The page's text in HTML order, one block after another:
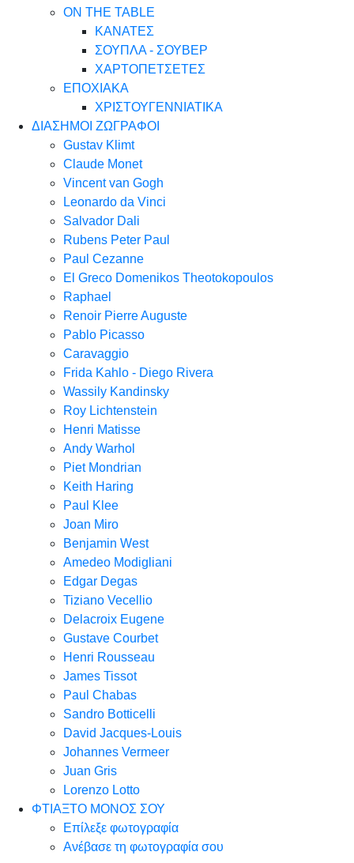
ON THE TABLE
ΚΑΝΑΤΕΣ
ΣΟΥΠΛΑ - ΣΟΥΒΕΡ
ΧΑΡΤΟΠΕΤΣΕΤΕΣ
ΕΠΟΧΙΑΚΑ
ΧΡΙΣΤΟΥΓΕΝΝΙΑΤΙΚΑ
ΔΙΑΣΗΜΟΙ ΖΩΓΡΑΦΟΙ
Gustav Klimt
Claude Monet
Vincent van Gogh
Leonardo da Vinci
Salvador Dali
Rubens Peter Paul
Paul Cezanne
El Greco Domenikos Theotokopoulos
Raphael
Renoir Pierre Auguste
Pablo Picasso
Caravaggio
Frida Kahlo - Diego Rivera
Wassily Kandinsky
Roy Lichtenstein
Henri Matisse
Andy Warhol
Piet Mondrian
Keith Haring
Paul Klee
Joan Miro
Benjamin West
Amedeo Modigliani
Edgar Degas
Tiziano Vecellio
Delacroix Eugene
Gustave Courbet
Henri Rousseau
James Tissot
Paul Chabas
Sandro Botticelli
David Jacques-Louis
Johannes Vermeer
Juan Gris
Lorenzo Lotto
ΦΤΙΑΞΤΟ ΜΟΝΟΣ ΣΟΥ
Επίλεξε φωτογραφία
Ανέβασε τη φωτογραφία σου